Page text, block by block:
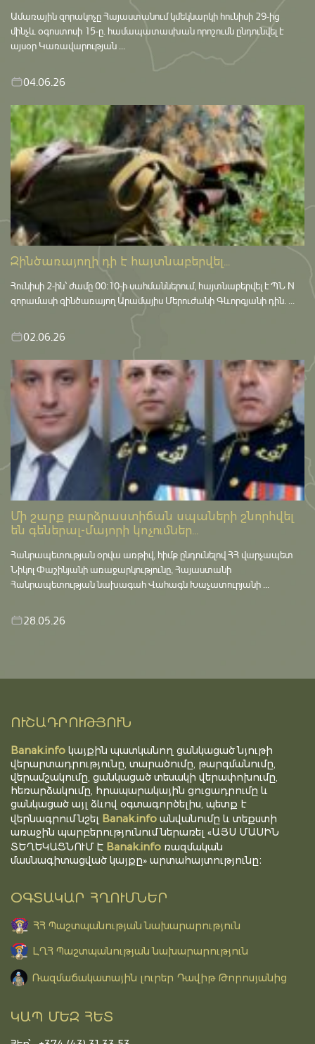
Ամառային զորակոչը Հայաստանում կմեկնարկի հունիսի 29-ից
մինչև օգոստոսի 15-ը․ համապատասխան որոշումն ընդունվել է
այսօր Կառավարության ...
04.06.26
Զինծառայողի դի է հայտնաբերվել...
Հունիսի 2-ին՝ ժամը 00:10-ի սահմաններում, հայտնաբերվել է ՊՆ N
զորամասի զինծառայող Արամայիս Մերուժանի Գևորգյանի դին. ...
02.06.26
Մի շարք բարձրաստիճան սպաների շնորհվել
են գեներալ-մայորի կոչումներ...
Հանրապետության օրվա առթիվ, հիմք ընդունելով ՀՀ վարչապետ
Նիկոլ Փաշինյանի առաջարկությունը, Հայաստանի
Հանրապետության նախագահ Վահագն Խաչատուրյանի ...
28.05.26
ՈՒՇԱԴՐՈՒԹՅՈՒՆ
Banak.info կայքին պատկանող ցանկացած նյութի
վերարտադրությունը, տարածումը, թարգմանումը,
վերամշակումը, ցանկացած տեսակի վերափոխումը,
հեռարձակումը, հրապարակային ցուցադրումը և
ցանկացած այլ ձևով օգտագործելիս, պետք է
վերնագրում նշել Banak.info անվանումը և տեքստի
առաջին պարբերությունում ներառել «ԱՅՍ ՄԱՍԻՆ
ՏԵՂԵԿԱՑՆՈՒՄ Է Banak.info ռազմական
մասնագիտացված կայքը» արտահայտությունը։
ՕԳՏԱԿԱՐ ՀՂՈՒՄՆԵՐ
ՀՀ Պաշտպանության նախարարություն
ԼՂՀ Պաշտպանության նախարարություն
Ռազմաճակատային լուրեր Դավիթ Թորոսյանից
ԿԱՊ ՄԵԶ ՀԵՏ